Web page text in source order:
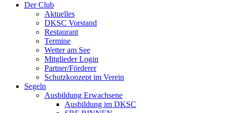
Der Club
Aktuelles
DKSC Vorstand
Restaurant
Termine
Wetter am See
Mitglieder Login
Partner/Förderer
Schutzkonzept im Verein
Segeln
Ausbildung Erwachsene
Ausbildung im DKSC